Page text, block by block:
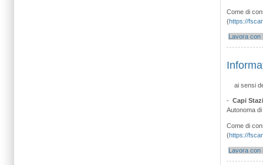
Come di
(https://
Lavora con
ai sensi
- Capi
Autonoma
Come di
(https://
Lavora con